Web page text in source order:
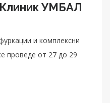
УМБАЛ
и комплексни
проведе от 27 до 29